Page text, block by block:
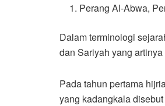
Perang Al-Abwa,
Dalam terminologi
dan Sariyah yang
Pada tahun pertama
yang kadangkala